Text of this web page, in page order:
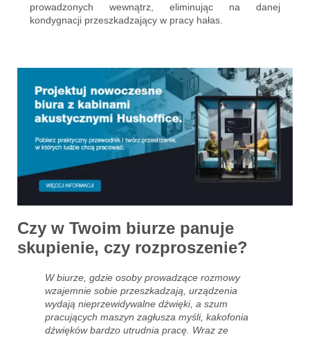
prowadzonych wewnątrz, eliminując na danej
kondygnacji przeszkadzający w pracy hałas.
Czy w Twoim biurze panuje
skupienie, czy rozproszenie?
W biurze, gdzie osoby prowadzące rozmowy
wzajemnie sobie przeszkadzają, urządzenia
wydają nieprzewidywalne dźwięki, a szum
pracujących maszyn zagłusza myśli, kakofonia
dźwięków bardzo utrudnia pracę. Wraz ze